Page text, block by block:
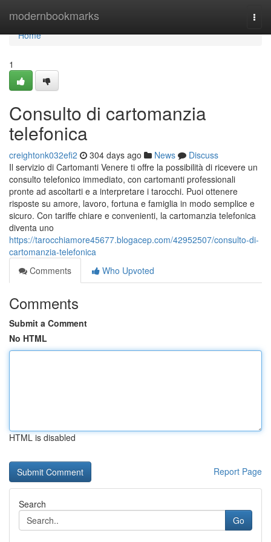
modernbookmarks
Home
Home
1
Consulto di cartomanzia
telefonica
creightonk032efi2 304 days ago News
Discuss
Il servizio di Cartomanti Venere ti offre la possibilità di ricevere un
consulto telefonico immediato, con cartomanti professionali
pronte ad ascoltarti e a interpretare i tarocchi. Puoi ottenere
risposte su amore, lavoro, fortuna e famiglia in modo semplice e
sicuro. Con tariffe chiare e convenienti, la cartomanzia telefonica
diventa uno
https://tarocchiamore45677.blogacep.com/42952507/consulto-di-
cartomanzia-telefonica
Comments
Who Upvoted
Comments
Submit a Comment
No HTML
HTML is disabled
Report Page
Search
Go